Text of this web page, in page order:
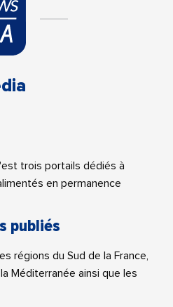
trois portails dédiés à
en permanence
publiés
régions du Sud de la France,
Méditerranée ainsi que les